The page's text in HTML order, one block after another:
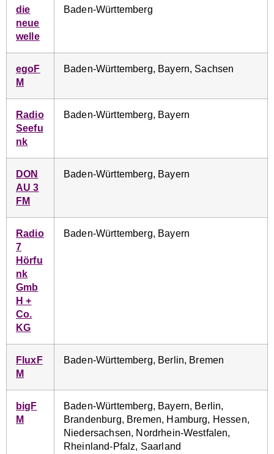
die
neue
welle
Baden-Württemberg
egoF
M
Baden-Württemberg, Bayern, Sachsen
Radio
Seefu
nk
Baden-Württemberg, Bayern
DON
AU 3
FM
Baden-Württemberg, Bayern
Radio
7
Hörfu
nk
Gmb
H +
Co.
KG
Baden-Württemberg, Bayern
FluxF
M
Baden-Württemberg, Berlin, Bremen
bigF
M
Baden-Württemberg, Bayern, Berlin,
Brandenburg, Bremen, Hamburg, Hessen,
Niedersachsen, Nordrhein-Westfalen,
Rheinland-Pfalz, Saarland